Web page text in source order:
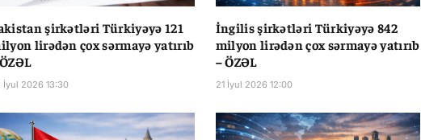
şirkətləri Türkiyəyə 121
lirədən çox sərmayə yatırıb
İyul 2026 13:30
İngilis şirkətləri Türkiyəyə 842
milyon lirədən çox sərmayə yatırıb
– ÖZƏL
21 İyul 2026 12:00